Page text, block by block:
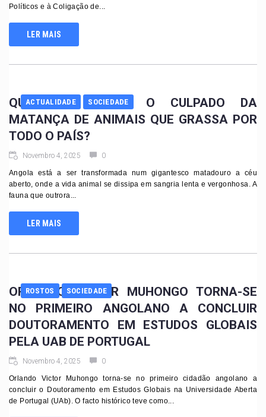
Políticos e à Coligação de...
LER MAIS
ACTUALIDADE SOCIEDADE
QUEM É, AFINAL, O CULPADO DA
MATANÇA DE ANIMAIS QUE GRASSA POR
TODO O PAÍS?
Novembro 4, 2025 0
Angola está a ser transformada num gigantesco matadouro a céu
aberto, onde a vida animal se dissipa em sangria lenta e vergonhosa. A
fauna que outrora...
LER MAIS
ROSTOS SOCIEDADE
ORLANDO VICTOR MUHONGO TORNA-SE
NO PRIMEIRO ANGOLANO A CONCLUIR
DOUTORAMENTO EM ESTUDOS GLOBAIS
PELA UAB DE PORTUGAL
Novembro 4, 2025 0
Orlando Victor Muhongo torna-se no primeiro cidadão angolano a
concluir o Doutoramento em Estudos Globais na Universidade Aberta
de Portugal (UAb). O facto histórico teve como...